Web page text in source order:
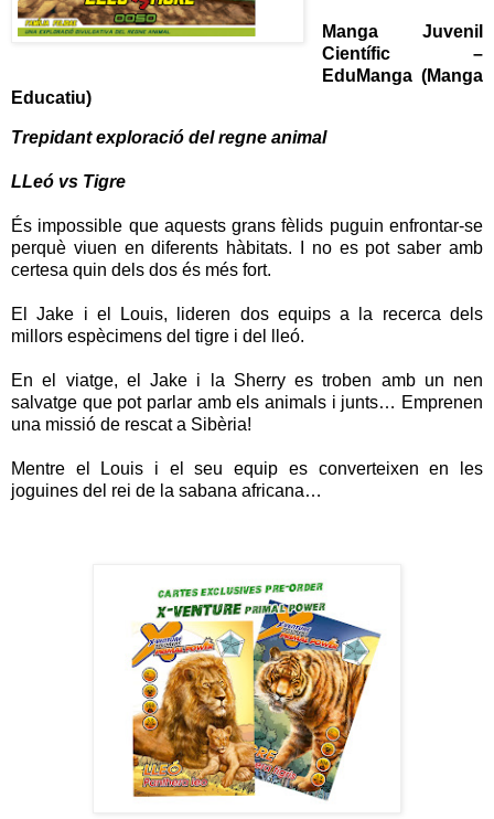
Manga Juvenil
Científic –
EduManga (Manga
Educatiu)
Trepidant exploració del regne animal
LLeó vs Tigre
És impossible que aquests grans fèlids puguin enfrontar-se
perquè viuen en diferents hàbitats. I no es pot saber amb
certesa quin dels dos és més fort.
El Jake i el Louis, lideren dos equips a la recerca dels
millors espècimens del tigre i del lleó.
En el viatge, el Jake i la Sherry es troben amb un nen
salvatge que pot parlar amb els animals i junts… Emprenen
una missió de rescat a Sibèria!
Mentre el Louis i el seu equip es converteixen en les
joguines del rei de la sabana africana…